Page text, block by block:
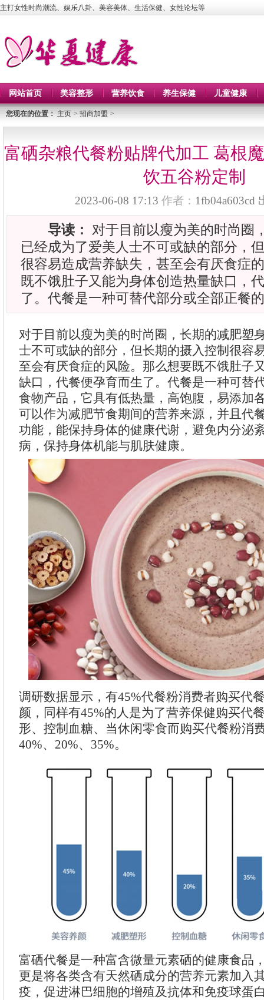
主打女性时尚潮流、娱乐八卦、美容美体、生活保健、女性论坛等
网站首页 美容整形 营养饮食 养生保健 儿童健康
您现在的位置： 主页 > 招商加盟 >
富硒杂粮代餐粉贴牌代加工 葛根
饮五谷粉定制
2023-06-08 17:13 作者： 1fb04a603cd
导读： 对于目前以瘦为美的时尚圈
已经成为了爱美人士不可或缺的部分，
很容易造成营养缺失，甚至会有厌食症
既不饿肚子又能为身体创造热量缺口，
了。代餐是一种可替代部分或全部正餐
对于目前以瘦为美的时尚圈，长期的减肥塑
士不可或缺的部分，但长期的摄入控制很容
至会有厌食症的风险。那么想要既不饿肚子
缺口，代餐便孕育而生了。代餐是一种可替
食物产品，它具有低热量，高饱腹，易添加
可以作为减肥节食期间的营养来源，并且代
功能，能保持身体的健康代谢，避免内分泌
病，保持身体机能与肌肤健康。
调研数据显示，有45%代餐粉消费者购买代
颜，同样有45%的人是为了营养保健购买代
形、控制血糖、当休闲零食而购买代餐粉消
40%、20%、35%。
富硒代餐是一种富含微量元素硒的健康食品
更是将各类含有天然硒成分的营养元素加入
疫，促进淋巴细胞的增殖及抗体和免疫球蛋